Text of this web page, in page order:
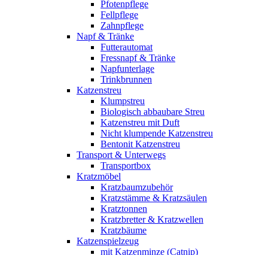
Pfotenpflege
Fellpflege
Zahnpflege
Napf & Tränke
Futterautomat
Fressnapf & Tränke
Napfunterlage
Trinkbrunnen
Katzenstreu
Klumpstreu
Biologisch abbaubare Streu
Katzenstreu mit Duft
Nicht klumpende Katzenstreu
Bentonit Katzenstreu
Transport & Unterwegs
Transportbox
Kratzmöbel
Kratzbaumzubehör
Kratzstämme & Kratzsäulen
Kratztonnen
Kratzbretter & Kratzwellen
Kratzbäume
Katzenspielzeug
mit Katzenminze (Catnip)